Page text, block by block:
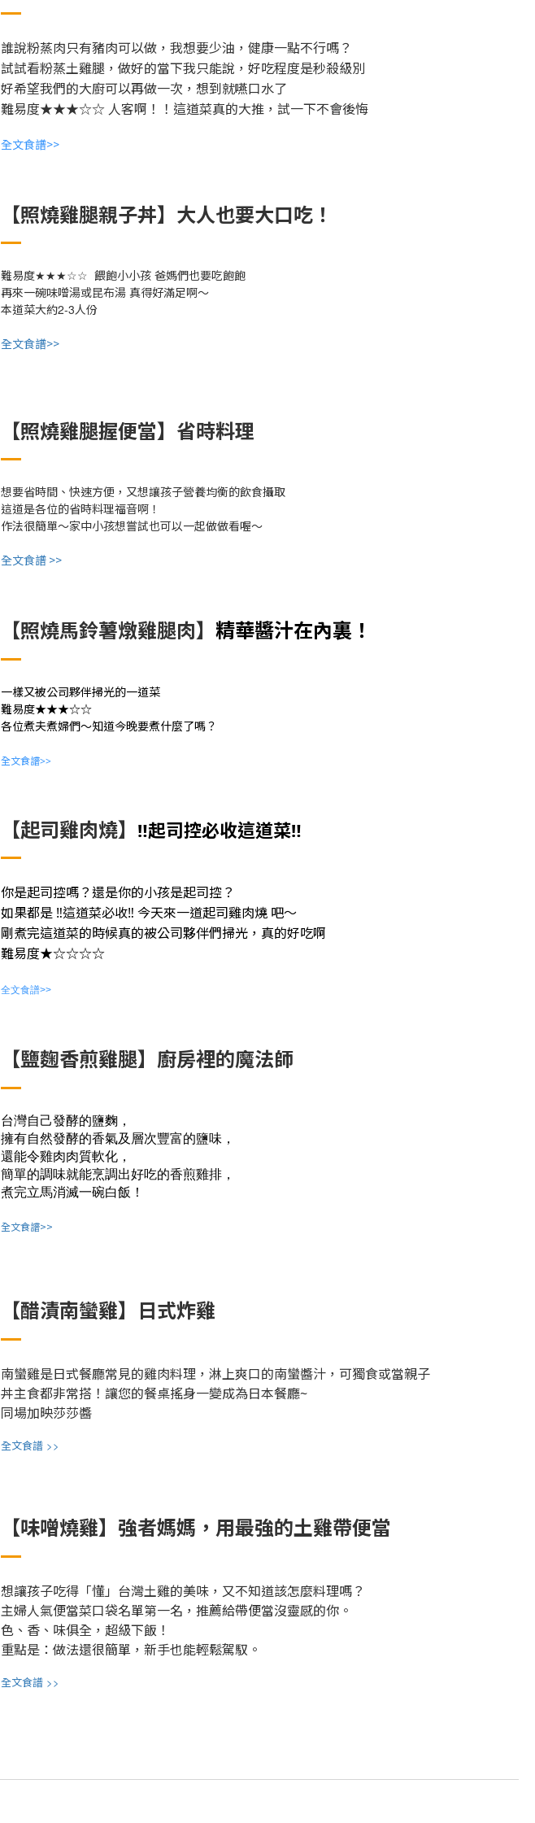
誰說粉蒸肉只有豬肉可以做，我想要少油，健康一點不行嗎？
試試看粉蒸土雞腿，做好的當下我只能說，好吃程度是秒殺級別
好希望我們的大廚可以再做一次，想到就嚥口水了
難易度★★★☆☆ 人客啊！！這道菜真的大推，試一下不會後悔
全文食譜>>
【照燒雞腿親子丼】大人也要大口吃！
難易度★★★☆☆ 餵飽小小孩 爸媽們也要吃飽飽
再來一碗味噌湯或昆布湯 真得好滿足啊～
本道菜大約2-3人份
全文食譜>>
【照燒雞腿握便當】省時料理
想要省時間、快速方便，又想讓孩子營養均衡的飲食攝取
這道是各位的省時料理福音啊！
作法很簡單～家中小孩想嘗試也可以一起做做看喔～
全文食譜 >>
【照燒馬鈴薯燉雞腿肉】 精華醬汁在內裏！
一樣又被公司夥伴掃光的一道菜
難易度★★★☆☆
各位煮夫煮婦們～知道今晚要煮什麼了嗎？
全文食譜>>
【起司雞肉燒】 ‼️起司控必收這道菜‼️
你是起司控嗎？還是你的小孩是起司控？
如果都是 ‼️這道菜必收‼️ 今天來一道起司雞肉燒 吧～
剛煮完這道菜的時候真的被公司夥伴們掃光，真的好吃啊
難易度★☆☆☆☆
全文食譜>>
【鹽麴香煎雞腿】廚房裡的魔法師
台灣自己發酵的鹽麴，
擁有自然發酵的香氣及層次豐富的鹽味，
還能令雞肉肉質軟化，
簡單的調味就能烹調出好吃的香煎雞排，
煮完立馬消滅一碗白飯！
全文食譜>>
【醋漬南蠻雞】日式炸雞
南蠻雞是日式餐廳常見的雞肉料理，淋上爽口的南蠻醬汁，可獨食或當親子
丼主食都非常搭！讓您的餐桌搖身一變成為日本餐廳~
同場加映莎莎醬
全文食譜 >>
【味噌燒雞】強者媽媽，用最強的土雞帶便當
想讓孩子吃得「懂」台灣土雞的美味，又不知道該怎麼料理嗎？
主婦人氣便當菜口袋名單第一名，推薦給帶便當沒靈感的你。
色、香、味俱全，超級下飯！
重點是：做法還很簡單，新手也能輕鬆駕馭。
全文食譜 >>